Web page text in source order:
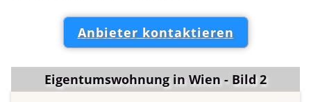
Anbieter kontaktieren
Eigentumswohnung in Wien - Bild 2